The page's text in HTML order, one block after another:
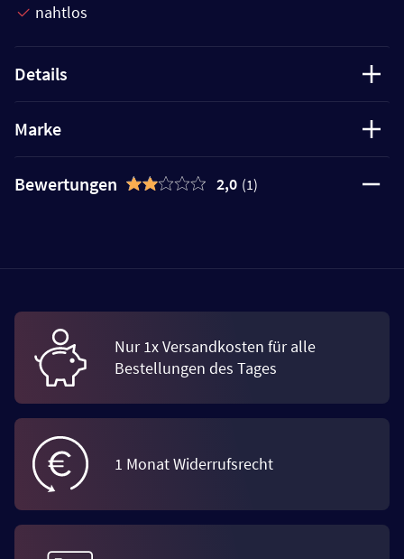
nahtlos
Details
Marke
Bewertungen 2,0 (1)
Nur 1x Versandkosten für alle
Bestellungen des Tages
1 Monat Widerrufsrecht